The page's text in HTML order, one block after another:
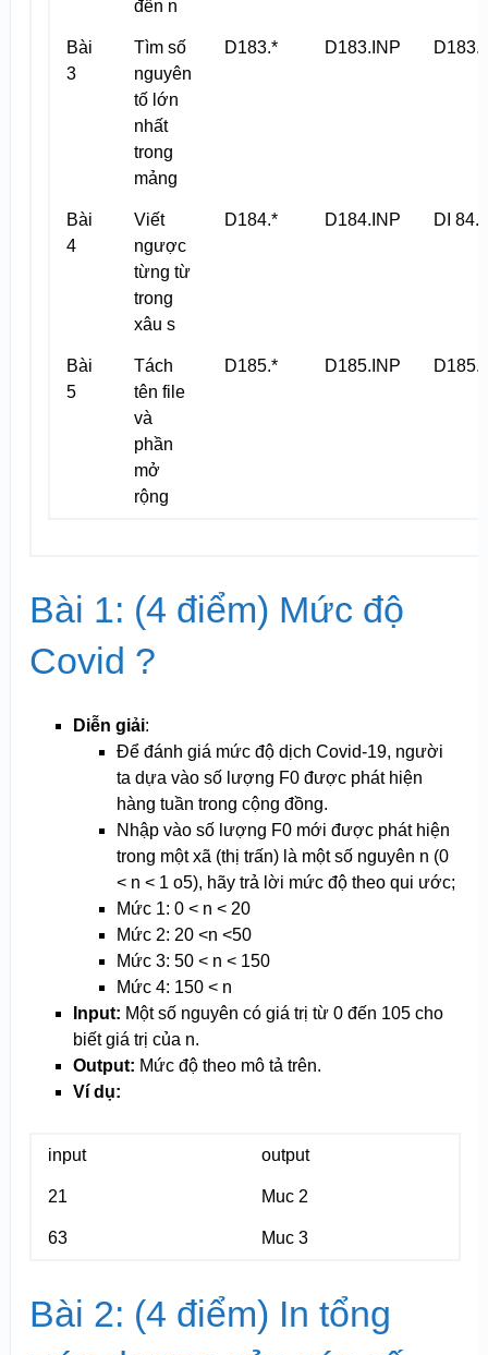
đến n
Bài
3
Tìm số
nguyên
tố lớn
nhất
trong
mảng
D183.* D183.INP
Bài
4
Viết
ngược
từng từ
trong
xâu s
D184.* D184.INP DI
Bài
5
Tách
tên file
và
phần
mở
rộng
D185.* D185.INP
Bài 1: (4 điểm) Mức độ
Covid ?
Diễn giải:
Để đánh giá mức độ dịch Covid-19, người
ta dựa vào số lượng F0 được phát hiện
hàng tuần trong cộng đồng.
Nhập vào số lượng F0 mới được phát hiện
trong một xã (thị trấn) là một số nguyên n (0
< n < 1 o5), hãy trả lời mức độ theo qui ước;
Mức 1: 0 < n < 20
Mức 2: 20 <n <50
Mức 3: 50 < n < 150
Mức 4: 150 < n
Input: Một số nguyên có giá trị từ 0 đến 105cho
biết giá trị của n.
Output: Mức độ theo mô tả trên.
Ví dụ:
input output
21 Muc 2
63 Muc 3
Bài 2: (4 điểm) In tổng